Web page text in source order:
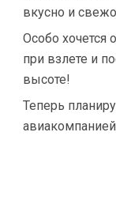
вкусно и
Особо хочется
при взлете и
высоте!
Теперь